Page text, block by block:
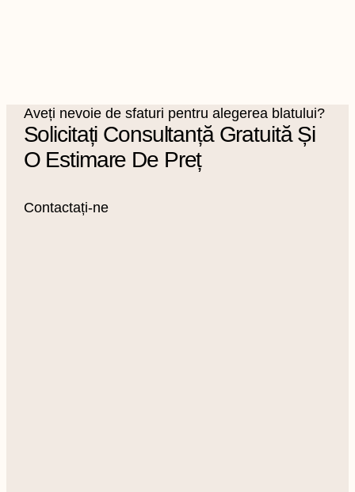
Aveți nevoie de sfaturi pentru alegerea blatului?
Solicitați Consultanță Gratuită Și
O Estimare De Preț
Contactați-ne